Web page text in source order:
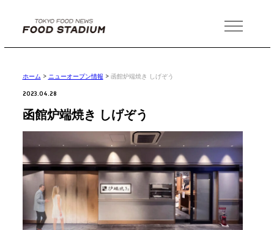
MENU
ホーム > ニューオープン情報 > 函館炉端焼き しげぞう
2023.04.28
函館炉端焼き しげぞう